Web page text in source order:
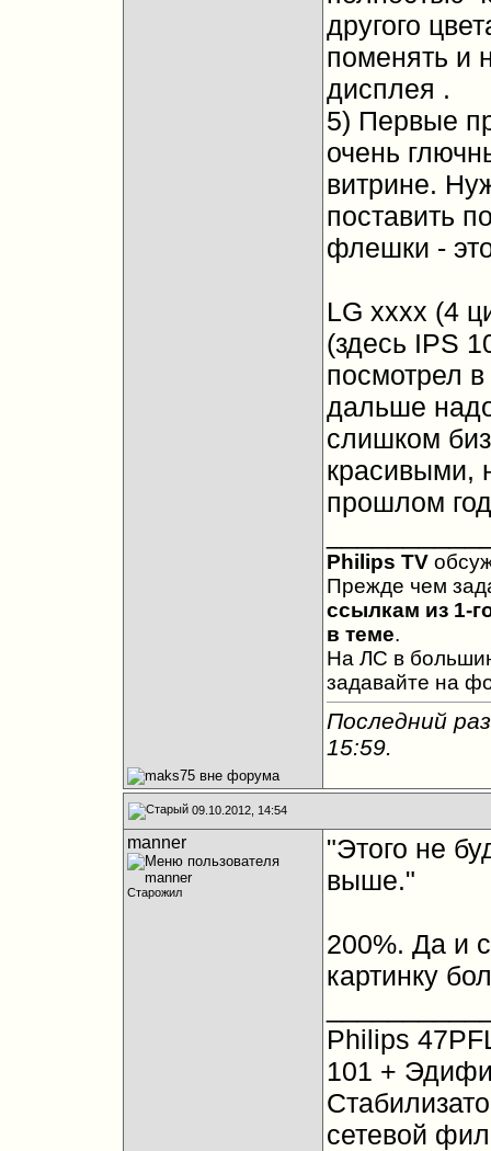
другого
поменять и
дисплея .
5) Первые
очень
витрине.
поставить
флешки -
LG хххх (4
(здесь IPS
посмотрел
дальше
слишком
красивыми,
прошлом
Philips TV
Прежде чем
ссылкам из 1-
в теме.
На ЛС в
задавайте на
Последний
15:59.
09.10.2012, 14:54
manner
Старожил
"Этого не
выше."
200%. Да и
картинку
Philips
101 +
сетевой